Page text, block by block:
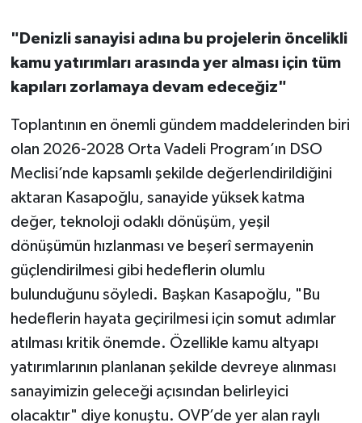
"Denizli sanayisi adına bu projelerin öncelikli
kamu yatırımları arasında yer alması için tüm
kapıları zorlamaya devam edeceğiz"
Toplantının en önemli gündem maddelerinden biri
olan 2026-2028 Orta Vadeli Program’ın DSO
Meclisi’nde kapsamlı şekilde değerlendirildiğini
aktaran Kasapoğlu, sanayide yüksek katma
değer, teknoloji odaklı dönüşüm, yeşil
dönüşümün hızlanması ve beşerî sermayenin
güçlendirilmesi gibi hedeflerin olumlu
bulunduğunu söyledi. Başkan Kasapoğlu, "Bu
hedeflerin hayata geçirilmesi için somut adımlar
atılması kritik önemde. Özellikle kamu altyapı
yatırımlarının planlanan şekilde devreye alınması
sanayimizin geleceği açısından belirleyici
olacaktır" diye konuştu. OVP’de yer alan raylı